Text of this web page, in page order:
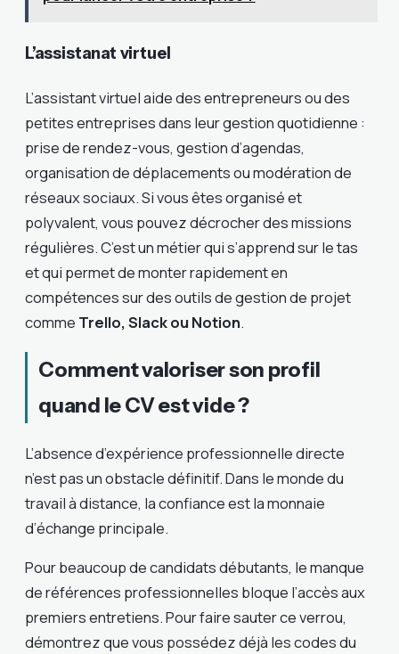
L’assistanat virtuel
L’assistant virtuel aide des entrepreneurs ou des
petites entreprises dans leur gestion quotidienne :
prise de rendez-vous, gestion d’agendas,
organisation de déplacements ou modération de
réseaux sociaux. Si vous êtes organisé et
polyvalent, vous pouvez décrocher des missions
régulières. C’est un métier qui s’apprend sur le tas
et qui permet de monter rapidement en
compétences sur des outils de gestion de projet
comme Trello, Slack ou Notion.
Comment valoriser son profil
quand le CV est vide ?
L’absence d’expérience professionnelle directe
n’est pas un obstacle définitif. Dans le monde du
travail à distance, la confiance est la monnaie
d’échange principale.
Pour beaucoup de candidats débutants, le manque
de références professionnelles bloque l’accès aux
premiers entretiens. Pour faire sauter ce verrou,
démontrez que vous possédez déjà les codes du